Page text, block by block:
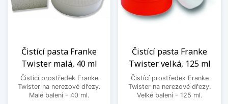
Čistící pasta Franke
Twister malá, 40 ml
Čistící prostředek Franke
Twister na nerezové dřezy.
Malé balení - 40 ml.
Čistící pasta Franke
Twister velká, 125 ml
Čistící prostředek Franke
Twister na nerezové dřezy.
Velké balení - 125 ml.